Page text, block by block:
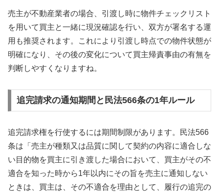
売主が不動産業者の場合、引渡し時に物件チェックリスト
を用いて買主と一緒に現況確認を行い、双方が署名する運
用も推奨されます。これにより引渡し時点での物件状態が
明確になり、その後の変化について買主帰責事由の有無を
判断しやすくなりますね。
追完請求の通知期間と民法566条の1年ルール
追完請求権を行使するには期間制限があります。民法566
条は「売主が種類又は品質に関して契約の内容に適合しな
い目的物を買主に引き渡した場合において、買主がその不
適合を知った時から1年以内にその旨を売主に通知しない
ときは、買主は、その不適合を理由として、履行の追完の